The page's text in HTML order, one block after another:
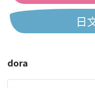
日
中
dora